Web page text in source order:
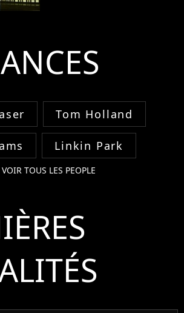
Tom Holland
Linkin Park
VOIR TOUS LES PEOPLE